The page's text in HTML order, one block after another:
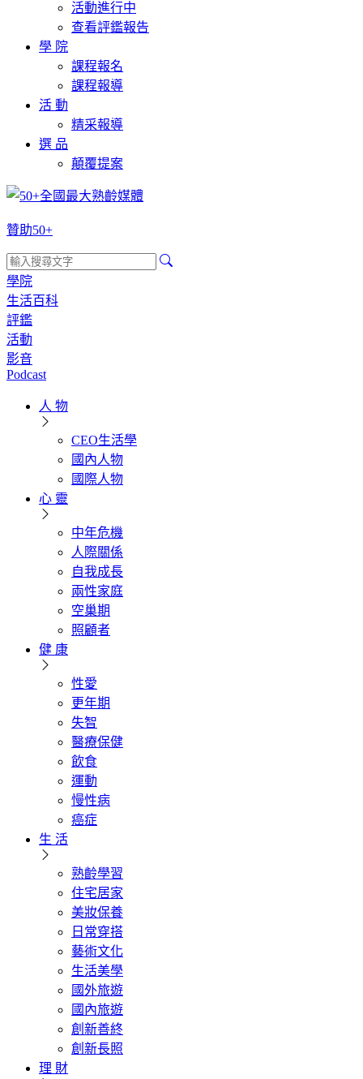
活動進行中
查看評鑑報告
學 院
課程報名
課程報導
活 動
精采報導
選 品
顛覆提案
贊助50+
學院
生活百科
評鑑
活動
影音
Podcast
人 物
CEO生活學
國內人物
國際人物
心 靈
中年危機
人際關係
自我成長
兩性家庭
空巢期
照顧者
健 康
性愛
更年期
失智
醫療保健
飲食
運動
慢性病
癌症
生 活
熟齡學習
住宅居家
美妝保養
日常穿搭
藝術文化
生活美學
國外旅遊
國內旅遊
創新善終
創新長照
理 財